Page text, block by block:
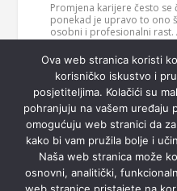
Promjena karijere često se
ponekad je upravo to ono
osobni i profesionalni
ovih znakova, možda je
smjeru u svom životu. 1.
više
Ova web stranica koristi
korisničko iskustvo i
posjetiteljima. Kolačići su
pohranjuju na vašem uređaju
omogućuju web stranici da
kako bi vam pružila bolje i
Naša web stranica može
osnovni, analitički,